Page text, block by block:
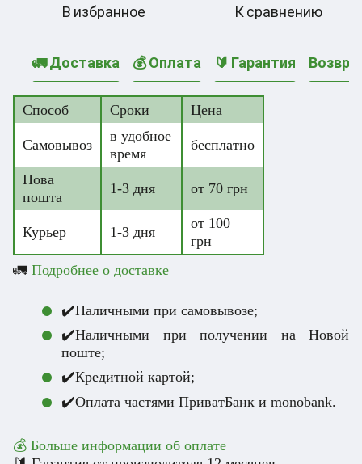
В избранное К сравнению
🚛 Доставка 💰 Оплата 🔰 Гарантия
Способ Сроки Цена
Самовывоз
в удобное
время
бесплатно
Нова
пошта
1-3 дня от 70 грн
Курьер 1-3 дня
от 100
грн
🚛 Подробнее о доставке
✔️Наличными при самовывозе;
✔️Наличными при получении на Новой
поште;
✔️Кредитной картой;
✔️Оплата частями ПриватБанк и monobank.
💰 Больше информации об оплате